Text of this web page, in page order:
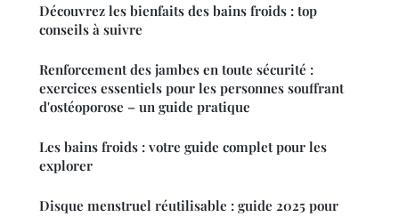
Découvrez les bienfaits des bains froids : top
conseils à suivre
Renforcement des jambes en toute sécurité :
exercices essentiels pour les personnes souffrant
d'ostéoporose – un guide pratique
Les bains froids : votre guide complet pour les
explorer
Disque menstruel réutilisable : guide 2025 pour